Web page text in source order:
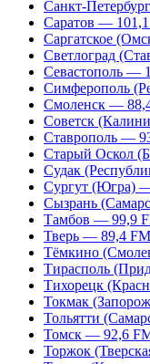
Санкт-
Саратов —
Саргатское
Светлоград
Севастополь —
Симферополь
Смоленск —
Советск
Ставрополь —
Старый Оскол
Судак
Сургут (Югра)
Сызрань
Тамбов — 99,9
Тверь — 89,4 FM
Тёмкино
Тирасполь
Тихорецк
Токмак
Тольятти
Томск — 92,6
Торжок